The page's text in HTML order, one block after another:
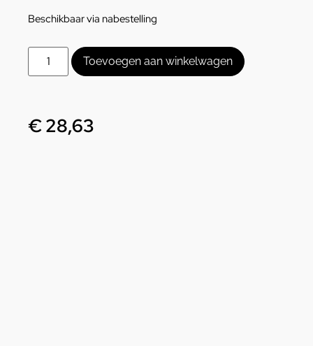
Beschikbaar via nabestelling
Toevoegen aan winkelwagen
€28,63